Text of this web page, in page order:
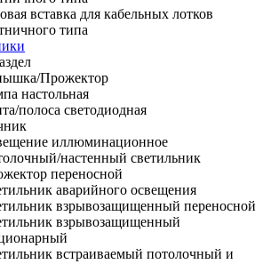
вставка для кабельных лотков
типа
Прожектор
настольная
полоса светодиодная
иллюминационное
настенный светильник
переносной
аварийного освещения
взрывозащищенный переносной
взрывозащищенный
встраиваемый потолочный и